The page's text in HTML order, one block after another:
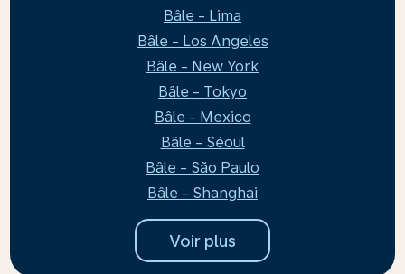
Bâle - Lima
Bâle - Los Angeles
Bâle - New York
Bâle - Tokyo
Bâle - Mexico
Bâle - Séoul
Bâle - São Paulo
Bâle - Shanghai
Voir plus